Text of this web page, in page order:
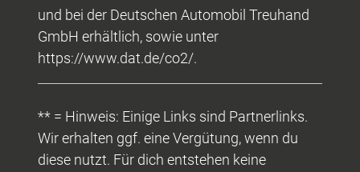
und bei der Deutschen Automobil Treuhand
GmbH erhältlich, sowie unter
https://www.dat.de/co2/.
** = Hinweis: Einige Links sind Partnerlinks.
Wir erhalten ggf. eine Vergütung, wenn du
diese nutzt. Für dich entstehen keine